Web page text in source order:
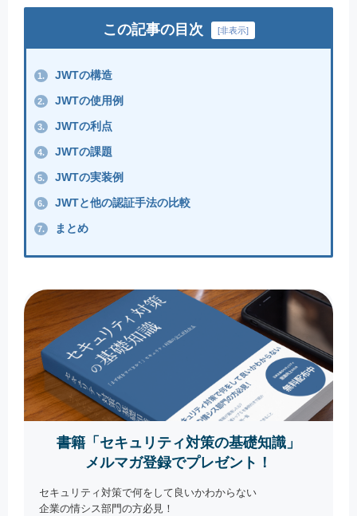
この記事の目次 [非表示]
1. JWTの構造
2. JWTの使用例
3. JWTの利点
4. JWTの課題
5. JWTの実装例
6. JWTと他の認証手法の比較
7. まとめ
書籍「セキュリティ対策の基礎知識」
メルマガ登録でプレゼント！
セキュリティ対策で何をして良いかわからない
企業の情シス部門の方必見！